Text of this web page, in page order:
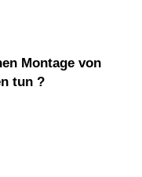
Montage von
tun ?